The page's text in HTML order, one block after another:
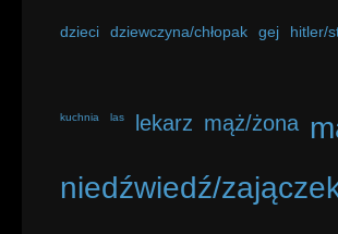
dzieci dziewczyna/chłopak gej hitler/
kuchnia las lekarz mąż/żona
niedźwiedź/